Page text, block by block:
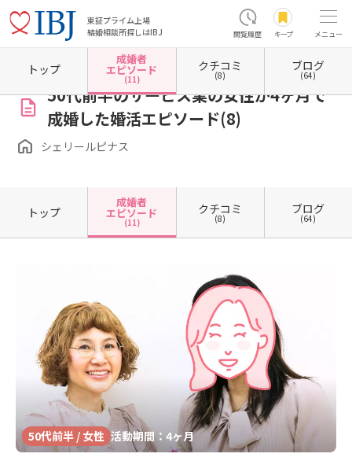
東証プライム上場
結婚相談所探しはIBJ
閲覧履歴 キープ メニュー
ホーム 長野県の結婚相談所 長野県佐久市 シェリールピナス 成婚者エピソード一覧
50代前半のサービス業の女性が4ヶ月で
成婚した婚活エピソード(8)
シェリールピナス
トップ
成婚者
エピソード
(11)
クチコミ
(8)
ブログ
(64)
トップ
成婚者
エピソード
(11)
クチコミ
(8)
ブログ
(64)
50代前半 / 女性 活動期間：4ヶ月